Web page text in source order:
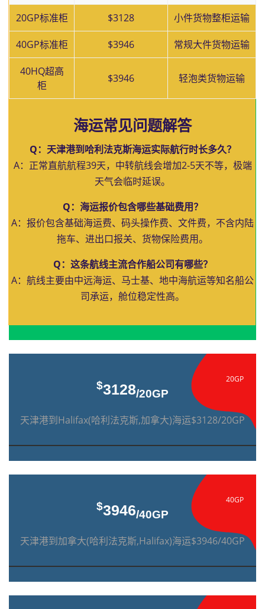
20GP标准柜 $3128 小件货物整柜运输
40GP标准柜 $3946 常规大件货物运输
40HQ超高
柜
$3946 轻泡类货物运输
海运常见问题解答
Q：天津港到哈利法克斯海运实际航行时长多久？
A：正常直航航程39天，中转航线会增加2-5天不等，极端
天气会临时延误。
Q：海运报价包含哪些基础费用？
A：报价包含基础海运费、码头操作费、文件费，不含内陆
拖车、进出口报关、货物保险费用。
Q：这条航线主流合作船公司有哪些？
A：航线主要由中远海运、马士基、地中海航运等知名船公
司承运，舱位稳定性高。
20GP
$3128/20GP
天津港到Halifax(哈利法克斯,加拿大)海运$3128/20GP
40GP
$3946/40GP
天津港到加拿大(哈利法克斯,Halifax)海运$3946/40GP